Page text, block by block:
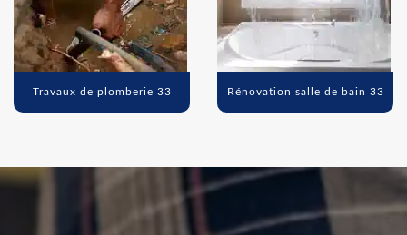
Travaux de plomberie 33 Rénovation salle de bain 33